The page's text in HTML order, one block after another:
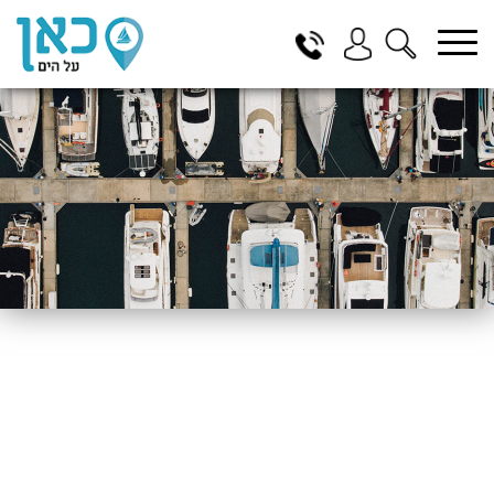
בחר תתקטגוריה בחר מיקום
הכל
ביוון / ליוון
בישראל
באילת
במרינה הרצליה